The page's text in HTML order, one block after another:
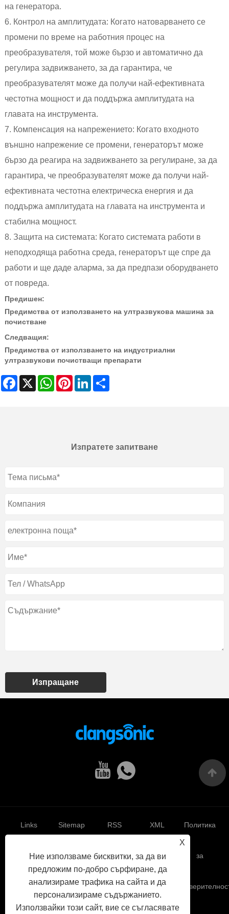
на генератора.
6. Контрол на амплитудата: Когато натоварването се
промени по време на работния процес на
преобразувателя, той може бързо и автоматично да
регулира задвижването, за да гарантира, че
преобразувателят може да получи най-ефективната
честотна мощност и да поддържа амплитудата на
главата на инструмента.
7. Компенсация на напрежението: Когато входното
външно напрежение се промени, генераторът може
бързо да реагира на задвижването за регулиране, за да
гарантира, че преобразувателят може да получи най-
ефективната честотна електрическа енергия и да
поддържа амплитудата на главата на инструмента и
стабилна мощност.
8. Защита на системата: Когато системата работи в
неподходяща работна среда, генераторът ще спре да
работи и ще даде аларма, за да предпази оборудването
от повреда.
Предишен:
Предимства от използването на ултразвукова машина за
почистване
Следващия:
Предимства от използването на индустриални
ултразвукови почистващи препарати
Facebook
X WhatsAppPinterestLinkedIn
Изпратете запитване
Изпращане
X
Ние използваме бисквитки, за да ви
предложим по-добро сърфиране, да
анализираме трафика на сайта и да
персонализираме съдържанието.
Използвайки този сайт, вие се съгласявате
Links Sitemap RSS XML Политика
за